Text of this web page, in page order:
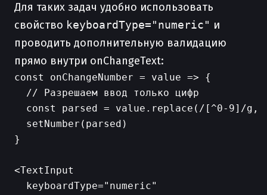
Для таких задач удобно использовать
свойство keyboardType="numeric" и
проводить дополнительную валидацию
прямо внутри onChangeText:
const onChangeNumber = value => {
  // Разрешаем ввод только цифр
const parsed = value.replace(/[^0-9]/g,
  setNumber(parsed)
}
<TextInput
  keyboardType="numeric"